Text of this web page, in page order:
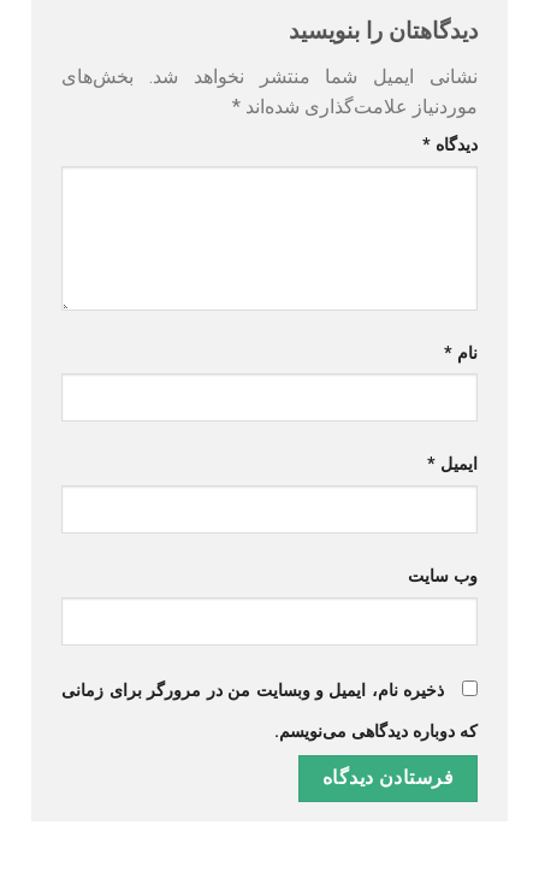
دیدگاهتان را بنویسید
نشانی ایمیل شما منتشر نخواهد شد.
بخش‌های
موردنیاز علامت‌گذاری شده‌اند*
دیدگاه*
نام*
ایمیل*
وب‌ سایت
ذخیره نام، ایمیل و وبسایت من در مرورگر برای زمانی
که دوباره دیدگاهی می‌نویسم.